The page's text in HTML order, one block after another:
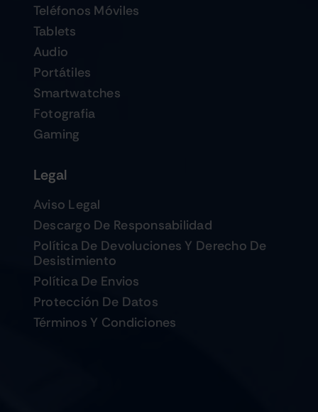
Teléfonos Móviles
Tablets
Audio
Portátiles
Smartwatches
Fotografia
Gaming
Legal
Aviso Legal
Descargo De Responsabilidad
Política De Devoluciones Y Derecho De
Desistimiento
Política De Envios
Protección De Datos
Términos Y Condiciones